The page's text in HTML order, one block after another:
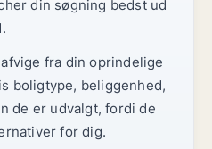
din søgning bedst ud
fra din oprindelige
boligtype, beliggenhed,
de er udvalgt, fordi de
for dig.